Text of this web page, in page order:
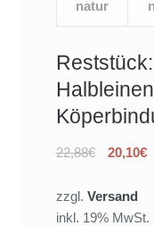
22,88€ 20,10€
zzgl.Versand
inkl. 19% MwSt.